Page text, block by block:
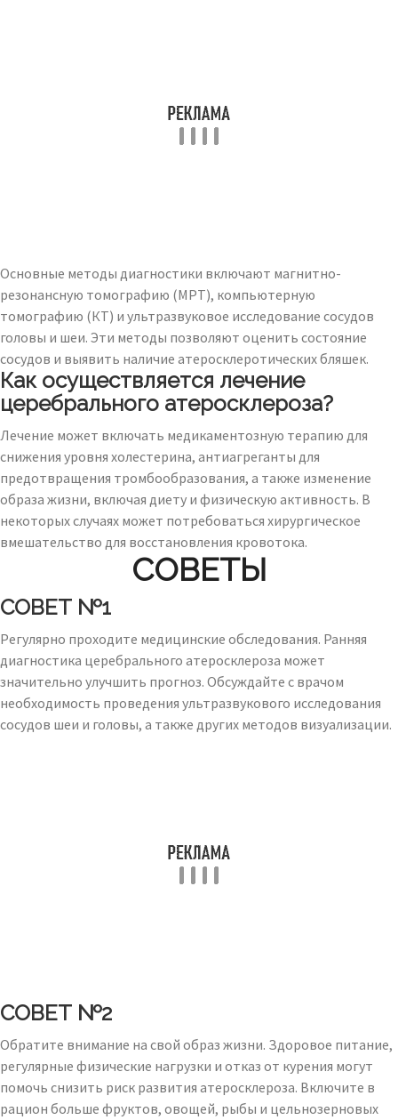
Основные методы диагностики включают магнитно-
резонансную томографию (МРТ), компьютерную
томографию (КТ) и ультразвуковое исследование сосудов
головы и шеи. Эти методы позволяют оценить состояние
сосудов и выявить наличие атеросклеротических бляшек.
Как осуществляется лечение
церебрального атеросклероза?
Лечение может включать медикаментозную терапию для
снижения уровня холестерина, антиагреганты для
предотвращения тромбообразования, а также изменение
образа жизни, включая диету и физическую активность. В
некоторых случаях может потребоваться хирургическое
вмешательство для восстановления кровотока.
СОВЕТЫ
СОВЕТ №1
Регулярно проходите медицинские обследования. Ранняя
диагностика церебрального атеросклероза может
значительно улучшить прогноз. Обсуждайте с врачом
необходимость проведения ультразвукового исследования
сосудов шеи и головы, а также других методов визуализации.
СОВЕТ №2
Обратите внимание на свой образ жизни. Здоровое питание,
регулярные физические нагрузки и отказ от курения могут
помочь снизить риск развития атеросклероза. Включите в
рацион больше фруктов, овощей, рыбы и цельнозерновых